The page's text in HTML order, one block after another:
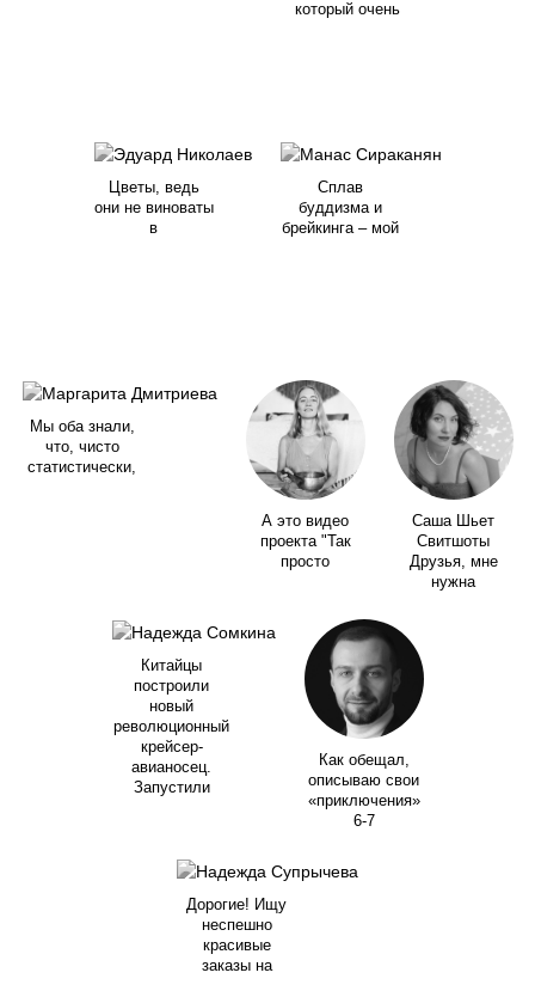
который очень
Цветы, ведь
они не виноваты
в
Сплав
буддизма и
брейкинга – мой
Мы оба знали,
что, чисто
статистически,
А это видео
проекта "Так
просто
Саша Шьет
Свитшоты
Друзья, мне
нужна
Китайцы
построили
новый
революционный
крейсер-
авианосец.
Запустили
Как обещал,
описываю свои
«приключения»
6-7
Дорогие! Ищу
неспешно
красивые
заказы на